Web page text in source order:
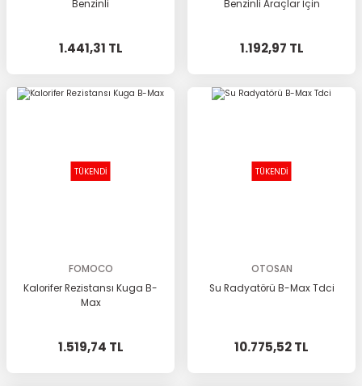
Benzinli
1.441,31 TL
Benzinli Araçlar İçin
1.192,97 TL
TÜKENDİ
FOMOCO
Kalorifer Rezistansı Kuga B-
Max
1.519,74 TL
TÜKENDİ
OTOSAN
Su Radyatörü B-Max Tdci
10.775,52 TL